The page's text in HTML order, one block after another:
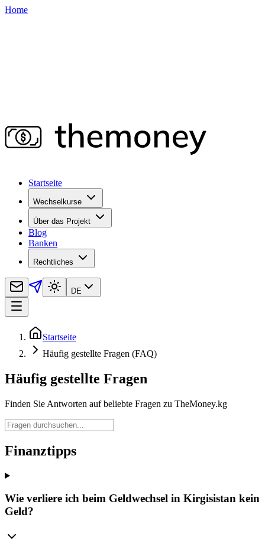
Home
Startseite
Wechselkurse
Über das Projekt
Blog
Banken
Rechtliches
DE
Startseite
Häufig gestellte Fragen (FAQ)
Häufig gestellte Fragen
Finden Sie Antworten auf beliebte Fragen zu TheMoney.kg
Finanztipps
Wie verliere ich beim Geldwechsel in Kirgisistan kein
Geld?